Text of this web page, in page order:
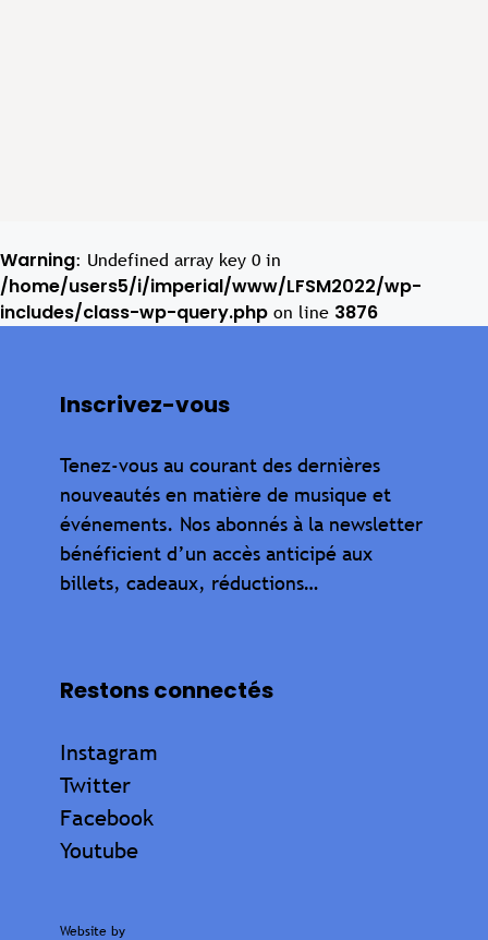
Warning: Undefined array key 0 in
/home/users5/i/imperial/www/LFSM2022/wp-
includes/class-wp-query.php on line 3876
Inscrivez-vous
Tenez-vous au courant des dernières
nouveautés en matière de musique et
événements. Nos abonnés à la newsletter
bénéficient d’un accès anticipé aux
billets, cadeaux, réductions…
Restons connectés
Instagram
Twitter
Facebook
Youtube
Website by